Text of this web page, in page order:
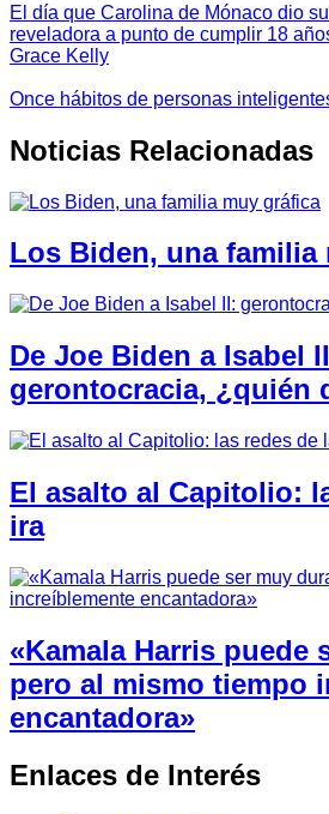
El día que Carolina de Mónaco dio
reveladora a punto de cumplir 18
Grace Kelly
Once hábitos de personas
Noticias Relacionadas
Los Biden, una familia
De Joe Biden a Isabel
gerontocracia, ¿quién
El asalto al Capitolio:
ira
«Kamala Harris puede
pero al mismo tiempo
encantadora»
Enlaces de Interés